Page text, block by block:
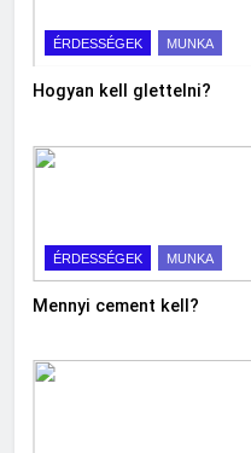
ÉRDESSÉGEK MUNKA
Hogyan kell glettelni?
ÉRDESSÉGEK MUNKA
Mennyi cement kell?